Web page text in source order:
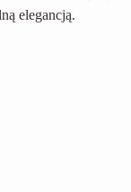
elegancją.